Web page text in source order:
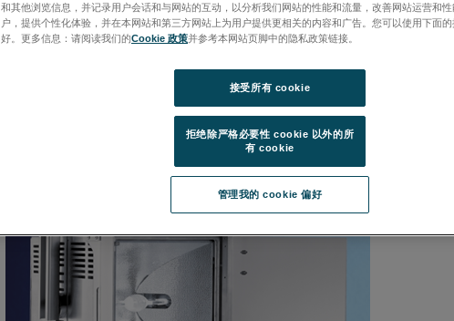
Atlas HIGH-S-LIGHT 1200 BOOST专为高速摄像而设计。紧凑型照明灯满足了
和其他浏览信息，并记录用户会话和与网站的互动，以分析我们网站的性能和流量，改善网站运营和
户，提供个性化体验，并在本网站和第三方网站上为用户提供更相关的内容和广告。您可以使用下面
好。更多信息：请阅读我们的Cookie 政策并参考本网站页脚中的隐私政策链接。
管理我的 cookie 偏好
拒绝除严格必要性 cookie 以外的所
有 cookie
接受所有 cookie